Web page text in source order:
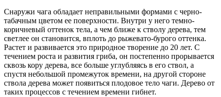
Снаружи чага обладает неправильными формами с черно-
табачным цветом ее поверхности. Внутри у него темно-
коричневый оттенок тела, а чем ближе к стволу дерева, тем
светлее он становится, вплоть до рыжевато-бурого оттенка.
Растет и развивается это природное творение до 20 лет. С
течением роста и развития гриба, он постепенно прорывается
сквозь кору дерева, все больше углубляясь в его ствол, а
спустя небольшой промежуток времени, на другой стороне
ствола дерева может появиться плодовое тело чаги. Дерево от
таких процессов с течением времени гибнет.